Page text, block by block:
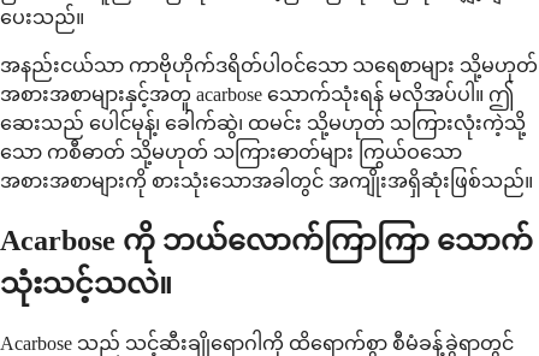
ပေးသည်။
အနည်းငယ်သာ ကာဗိုဟိုက်ဒရိတ်ပါဝင်သော သရေစာများ သို့မဟုတ်
အစားအစာများနှင့်အတူ acarbose သောက်သုံးရန် မလိုအပ်ပါ။ ဤ
ဆေးသည် ပေါင်မုန့်၊ ခေါက်ဆွဲ၊ ထမင်း သို့မဟုတ် သကြားလုံးကဲ့သို့
သော ကစီဓာတ် သို့မဟုတ် သကြားဓာတ်များ ကြွယ်ဝသော
အစားအစာများကို စားသုံးသောအခါတွင် အကျိုးအရှိဆုံးဖြစ်သည်။
Acarbose ကို ဘယ်လောက်ကြာကြာ သောက်
သုံးသင့်သလဲ။
Acarbose သည် သင့်ဆီးချိုရောဂါကို ထိရောက်စွာ စီမံခန့်ခွဲရာတွင်